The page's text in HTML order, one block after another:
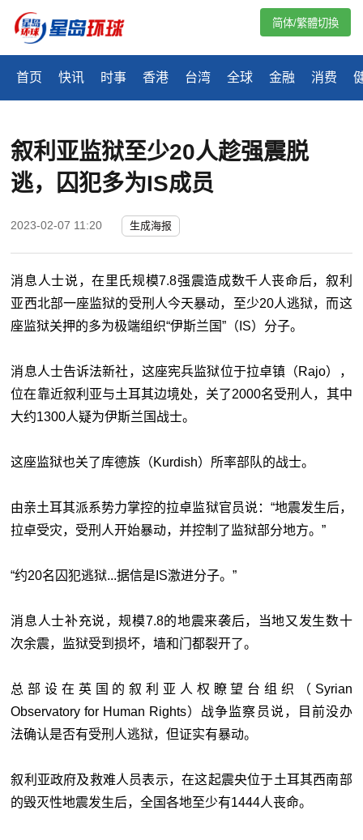
首页 快讯 时事 香港 台湾 全球 金融 消费
简体/繁體切換
叙利亚监狱至少20人趁强震脱
逃，囚犯多为IS成员
2023-02-07 11:20 生成海报
消息人士说，在里氏规模7.8强震造成数千人丧命后，叙利
亚西北部一座监狱的受刑人今天暴动，至少20人逃狱，而这
座监狱关押的多为极端组织“伊斯兰国” （ IS）分子。
消息人士告诉法新社，这座宪兵监狱位于拉卓镇（Rajo），
位在靠近叙利亚与土耳其边境处，关了2000名受刑人，其中
大约1300人疑为伊斯兰国战士。
这座监狱也关了库德族（Kurdish）所率部队的战士。
由亲土耳其派系势力掌控的拉卓监狱官员说：“地震发生后，
拉卓受灾，受刑人开始暴动，并控制了监狱部分地方。”
“约20名囚犯逃狱...据信是IS激进分子。”
消息人士补充说，规模7.8的地震来袭后，当地又发生数十
次余震，监狱受到损坏，墙和门都裂开了。
总部设在英国的叙利亚人权瞭望台组织（Syrian
Observatory for Human Rights）战争监察员说，目前没办
法确认是否有受刑人逃狱，但证实有暴动。
叙利亚政府及救难人员表示，在这起震央位于土耳其西南部
的毁灭性地震发生后，全国各地至少有1444人丧命。